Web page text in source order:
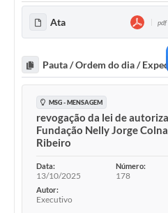
Ata pdf
Pauta / Ordem do dia /
MSG - MENSAGEM
revogação da lei de
Fundação Nelly Jorge
Ribeiro
Data:
13/10/2025
Número:
178
Autor:
Executivo